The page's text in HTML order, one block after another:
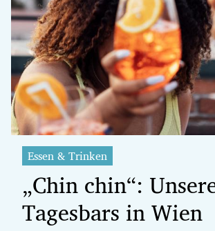
Untermenü
Untermenü
Untermenü
Untermenü
Untermenü
Untermenü
Untermenü
Essen & Trinken
„Chin chin“:
Tagesbars in Wien